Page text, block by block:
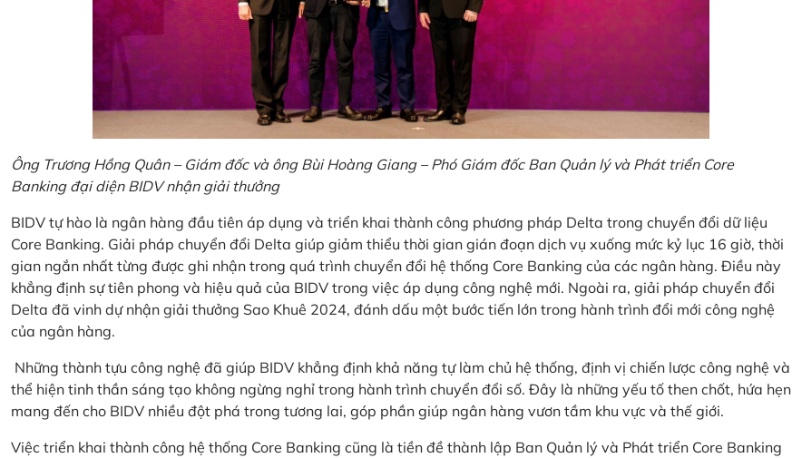
Ông Trương Hồng Quân – Giám đốc và ông Bùi Hoàng Giang – Phó Giám đốc Ban Quản lý và Phát triển Core
Banking đại diện BIDV nhận giải thưởng
BIDV tự hào là ngân hàng đầu tiên áp dụng và triển khai thành công phương pháp Delta trong chuyển đổi dữ liệu
Core Banking. Giải pháp chuyển đổi Delta giúp giảm thiểu thời gian gián đoạn dịch vụ xuống mức kỷ lục 16 giờ, thời
gian ngắn nhất từng được ghi nhận trong quá trình chuyển đổi hệ thống Core Banking của các ngân hàng. Điều này
khẳng định sự tiên phong và hiệu quả của BIDV trong việc áp dụng công nghệ mới. Ngoài ra, giải pháp chuyển đổi
Delta đã vinh dự nhận giải thưởng Sao Khuê 2024, đánh dấu một bước tiến lớn trong hành trình đổi mới công nghệ
của ngân hàng.
Những thành tựu công nghệ đã giúp BIDV khẳng định khả năng tự làm chủ hệ thống, định vị chiến lược công nghệ và
thể hiện tinh thần sáng tạo không ngừng nghỉ trong hành trình chuyển đổi số. Đây là những yếu tố then chốt, hứa hẹn
mang đến cho BIDV nhiều đột phá trong tương lai, góp phần giúp ngân hàng vươn tầm khu vực và thế giới.
Việc triển khai thành công hệ thống Core Banking cũng là tiền đề thành lập Ban Quản lý và Phát triển Core Banking